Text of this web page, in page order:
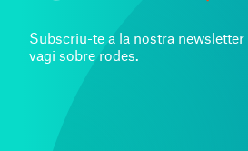
Subscriu-te a la nostra
vagi sobre rodes.